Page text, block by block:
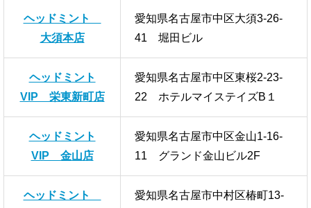
ヘッドミント
大須本店
愛知県名古屋市中区大須3-26-
41 堀田ビル
ヘッドミント
VIP 栄東新町店
愛知県名古屋市中区東桜2-23-
22 ホテルマイステイズB１
ヘッドミント
VIP 金山店
愛知県名古屋市中区金山1-16-
11 グランド金山ビル2F
ヘッドミント
愛知県名古屋市中村区椿町13-